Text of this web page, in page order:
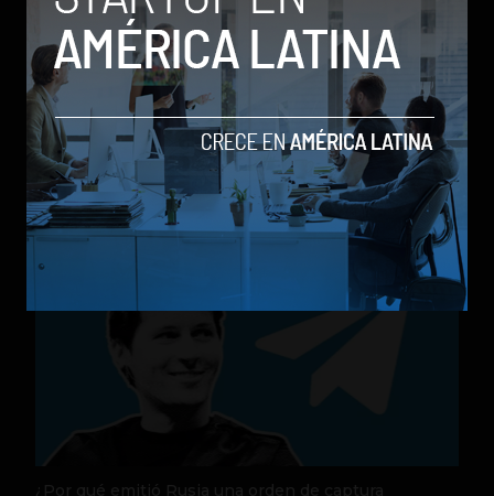
Nequi anuncia que pronto operará como compañía
de financiamiento independi
by Sergio Ramos
Actualidad
31 de julio de 2026
¿Por qué emitió Rusia una orden de captura